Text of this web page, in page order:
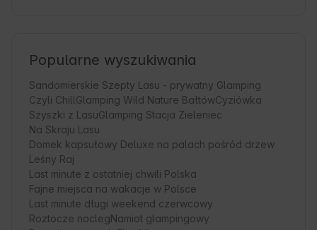
Popularne wyszukiwania
Sandomierskie Szepty Lasu - prywatny Glamping
Czyli ChillGlamping Wild Nature BałtówCyziówka
Szyszki z LasuGlamping Stacja Zieleniec
Na Skraju Lasu
Domek kapsułowy Deluxe na palach pośród drzew
Leśny Raj
Last minute z ostatniej chwili Polska
Fajne miejsca na wakacje w Polsce
Last minute długi weekend czerwcowy
Roztocze noclegNamiot glampingowy